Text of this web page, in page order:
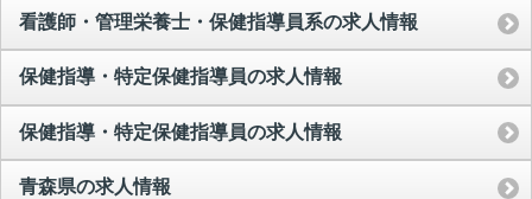
看護師・管理栄養士・保健指導員系の求人情報
保健指導・特定保健指導員の求人情報
保健指導・特定保健指導員の求人情報
青森県の求人情報